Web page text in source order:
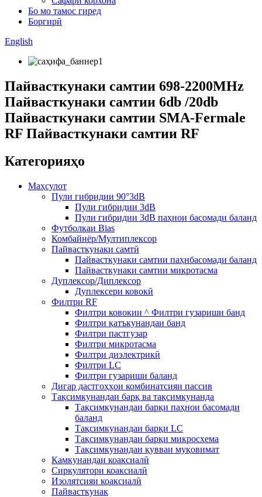
Бо мо тамос гиред
Боргирӣ
English
Пайвасткунаки самтии 698-2200MHz
Пайвасткунаки самтии 6db /20db
Пайвасткунаки самтии SMA-Fermale
RF Пайвасткунаки самтии RF
Категорияҳо
Маҳсулот
Пули гибридии 90°3dB
Пули гибридии 3dB
Пули гибридии 3dB паҳнои басомади баланд
Футболкаи Bias
Комбайнёр/Мултиплексор
Пайвасткунаки самтӣ
Пайвасткунаки самтии паҳнбасомади баланд
Пайвасткунаки самтии микротасма
Дуплексор/Диплексор
Дуплексери ковокӣ
Филтри RF
Филтри ковокии ^ Филтри гузариши банд
Филтри қатъкунандаи банд
Филтри пастгузар
Филтри микротасма
Филтри диэлектрикӣ
Филтри LC
Филтри гузариши баланд
Дигар дастгоҳҳои комбинатсияи пассив
Тақсимкунандаи барқ ​​ва тақсимкунанда
Тақсимкунандаи барқи паҳнои басомади
баланд
Тақсимкунандаи барқи LC
Тақсимкунандаи барқи микросхема
Тақсимкунандаи қувваи муқовимат
Камкунандаи коаксиалӣ
Сиркулятори коаксиалӣ
Изолятсияи коаксиалӣ
Пайвасткунак